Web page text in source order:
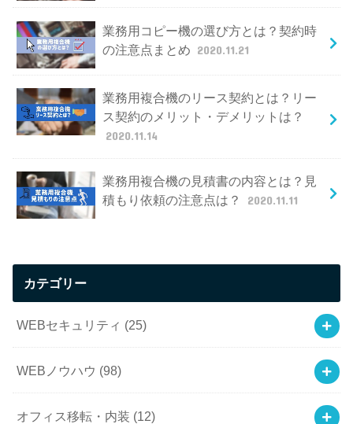
業務用コピー機の選び方とは？契約時
の注意点まとめ 2020.11.21
業務用複合機のリース契約とは？リー
ス契約のメリット・デメリットは？
2020.11.14
業務用複合機の見積書の内容とは？見
積もり依頼の注意点は？
2020.11.11
カテゴリー
WEBセキュリティ (25)
WEBノウハウ (98)
オフィス移転・内装 (12)